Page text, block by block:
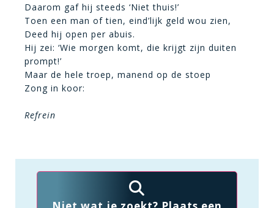
Daarom gaf hij steeds ‘Niet thuis!’
Toen een man of tien, eind’lijk geld wou zien,
Deed hij open per abuis.
Hij zei: ‘Wie morgen komt, die krijgt zijn duiten
prompt!’
Maar de hele troep, manend op de stoep
Zong in koor:
Refrein